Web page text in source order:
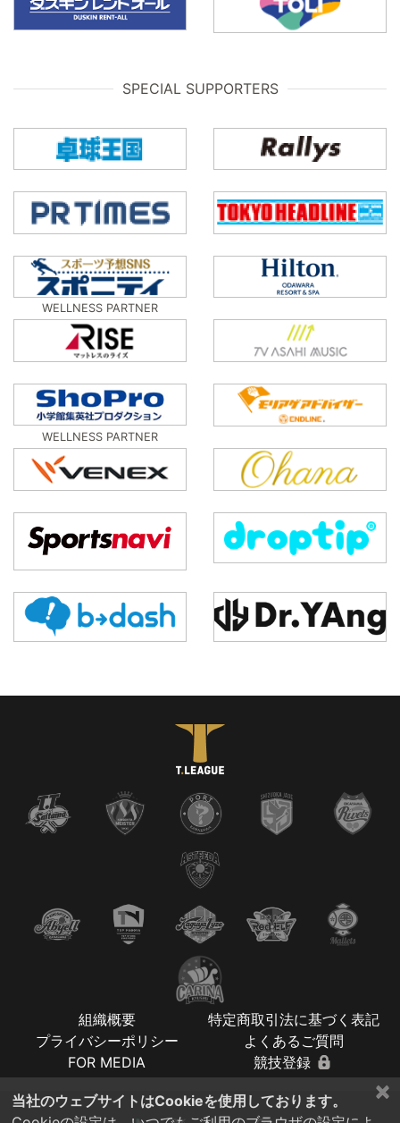
SPECIAL SUPPORTERS
WELLNESS PARTNER
WELLNESS PARTNER
組織概要
特定商取引法に基づく表記
プライバシーポリシー
よくあるご質問
FOR MEDIA
競技登録
×
当社のウェブサイトはCookieを使用しております。